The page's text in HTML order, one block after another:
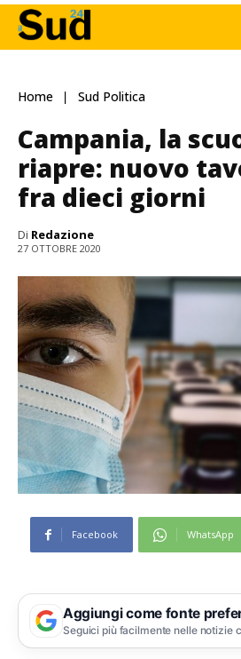
Home Sud Politica
Campania, la
riapre: nuovo
fra dieci giorni
Di Redazione
27 OTTOBRE 2020
Facebook WhatsApp
Aggiungi come fonte
Seguici più facilmente nelle notizie